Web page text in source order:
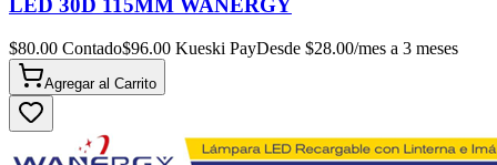
LED 30D 115MM WANERGY
$80.00 Contado$96.00 Kueski PayDesde $28.00/mes a 3 meses
Agregar al Carrito